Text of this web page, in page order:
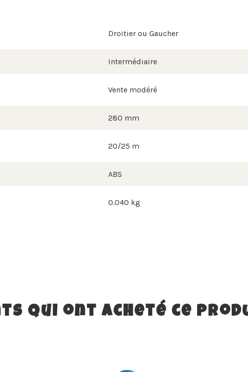
Droitier ou Gaucher
Intermédiaire
Vente modéré
280 mm
20/25 m
ABS
0.040 kg
qui ont acheté ce